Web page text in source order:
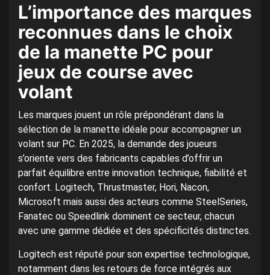
L’importance des marques
reconnues dans le choix
de la manette PC pour
jeux de course avec
volant
Les marques jouent un rôle prépondérant dans la
sélection de la manette idéale pour accompagner un
volant sur PC. En 2025, la demande des joueurs
s’oriente vers des fabricants capables d’offrir un
parfait équilibre entre innovation technique, fiabilité et
confort. Logitech, Thrustmaster, Hori, Nacon,
Microsoft mais aussi des acteurs comme SteelSeries,
Fanatec ou Speedlink dominent ce secteur, chacun
avec une gamme dédiée et des spécificités distinctes.
Logitech est réputé pour son expertise technologique,
notamment dans les retours de force intégrés aux